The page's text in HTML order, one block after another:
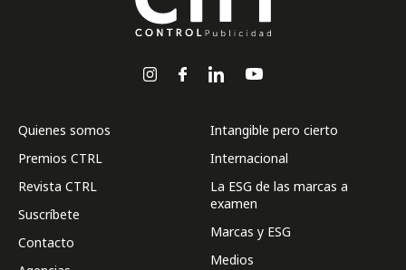
Quienes somos
Premios CTRL
Revista CTRL
Suscríbete
Contacto
Intangible pero cierto
Internacional
La ESG de las marcas a
examen
Marcas y ESG
Medios